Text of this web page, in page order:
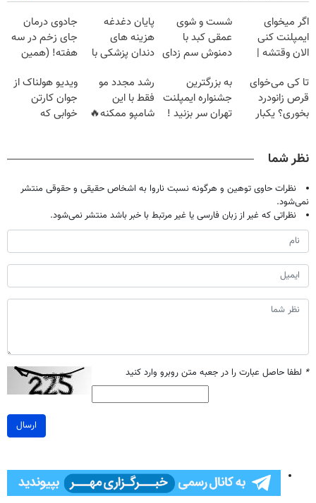
اگر میخوای
ایمپلنت کنی
الان وقتشه |
میلیون تومان!!!
شست و شوی
عمقی کبد با
دمنوش سم زدای
پایان دغدغه
هزینه های
دندان پزشکی با
خانگی
جادوی درمان
جای زخم در سه
هفته! (همین
صحبت کنید)
تا کی می‌خوای
قرص زانودرد
بخوری؟ یکبار
به بزرگترین
جشنواره ایمپلنت
تهران سر بزنید !
رشد مجدد مو
فقط با این
شامپو ممکنه🔥
ویدیو هولناک از
جوان کارتن
خوابی که
نظر شما
نظرات حاوی توهین و هرگونه نسبت ناروا به اشخاص حقیقی و حقوقی منتشر
نمی‌شود.
نظراتی که غیر از زبان فارسی یا غیر مرتبط با خبر باشد منتشر نمی‌شود.
* لطفا حاصل عبارت را در جعبه متن روبرو وارد کنید
ارسال